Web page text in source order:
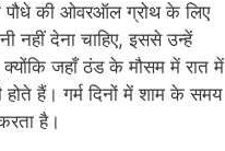
पौधे की ओवरऑल ग्रोथ के लिए
नहीं देना चाहिए, इससे उन्हें
जहाँ ठंड के मौसम में रात में
होते हैं। गर्म दिनों में शाम के समय
है।